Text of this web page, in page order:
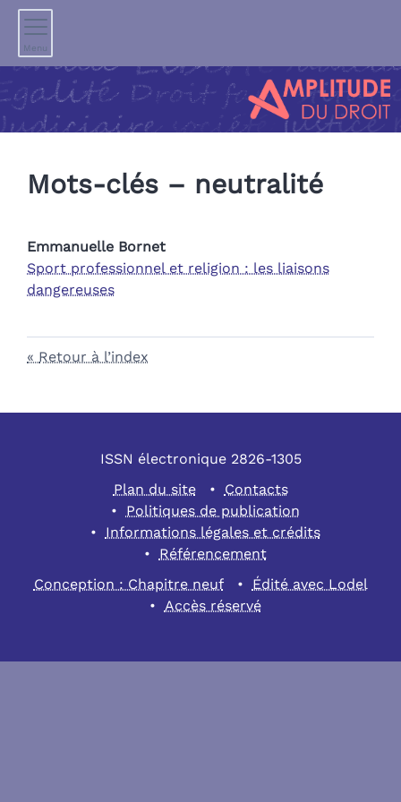
Menu
Mots-clés – neutralité
Emmanuelle Bornet
Sport professionnel et religion : les liaisons
dangereuses
Retour à l’index
ISSN électronique 2826-1305
Plan du site
Contacts
Politiques de publication
Informations légales et crédits
Référencement
Conception : Chapitre neuf
Édité avec Lodel
Accès réservé